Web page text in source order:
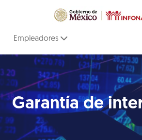
Empleadores
Garantía de